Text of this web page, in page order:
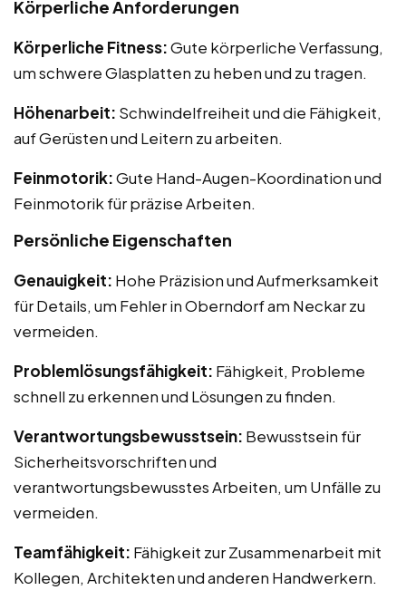
Körperliche Anforderungen
Körperliche Fitness:Gute körperliche Verfassung,
um schwere Glasplatten zu heben und zu tragen.
Höhenarbeit: Schwindelfreiheit und die Fähigkeit,
auf Gerüsten und Leitern zu arbeiten.
Feinmotorik:Gute Hand-Augen-Koordination und
Feinmotorik für präzise Arbeiten.
Persönliche Eigenschaften
Genauigkeit: Hohe Präzision und Aufmerksamkeit
für Details, um Fehler in Oberndorf am Neckar zu
vermeiden.
Problemlösungsfähigkeit: Fähigkeit, Probleme
schnell zu erkennen und Lösungen zu finden.
Verantwortungsbewusstsein: Bewusstsein für
Sicherheitsvorschriften und
verantwortungsbewusstes Arbeiten, um Unfälle zu
vermeiden.
Teamfähigkeit: Fähigkeit zur Zusammenarbeit mit
Kollegen, Architekten und anderen Handwerkern.